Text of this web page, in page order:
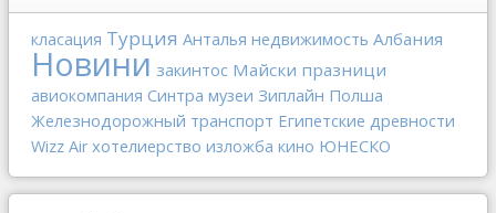
класация Турция Анталья недвижимость Албания
Новини закинтос Майски празници
авиокомпания Синтра музеи Зиплайн Полша
Железнодорожный транспорт Египетские древности
Wizz Air хотелиерство изложба кино ЮНЕСКО